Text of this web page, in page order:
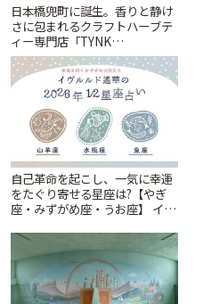
日本橋兜町に誕生。香りと静け
さに包まれるクラフトハーブテ
ィー専門店「TYNK
Kabutocho」 | ことりっぷ
自己革命を起こし、一気に幸運
をたぐり寄せる星座は?【やぎ
座・みずがめ座・うお座】 イヴ
~Summer~ | ことりっぷ